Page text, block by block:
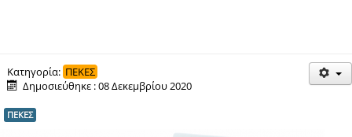
ΔΡΑΣΕΙΣ
ΕΠΙΚΟΙΝΩΝΙΑ
ΕΞ ΑΠΟΣΤΑΣΕΩΣ ΕΚΠΑΙΔΕΥΣΗ
Κατηγορία: ΠΕΚΕΣ
Δημοσιεύθηκε : 08 Δεκεμβρίου 2020
ΠΕΚΕΣ